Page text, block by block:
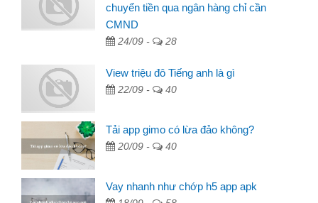
chuyển tiền qua ngân hàng chỉ cần
CMND
24/09 - 28
View triệu đô Tiếng anh là gì
22/09 - 40
Tải app gimo có lừa đảo không?
20/09 - 40
Vay nhanh như chớp h5 app apk